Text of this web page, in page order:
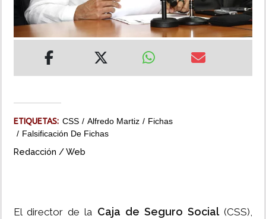
MULTIMEDIA
ETIQUETAS: CSS Alfredo Martiz
Fichas
Falsificación De Fichas
Redacción / Web
El director de la Caja de Seguro Social(CSS),